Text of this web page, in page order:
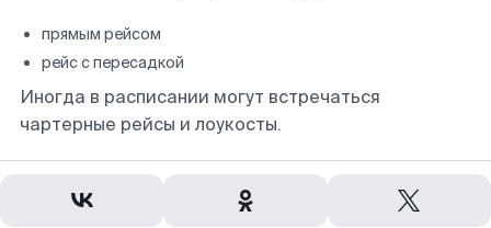
прямым рейсом
рейс с пересадкой
Иногда в расписании могут встречаться
чартерные рейсы и лоукосты.